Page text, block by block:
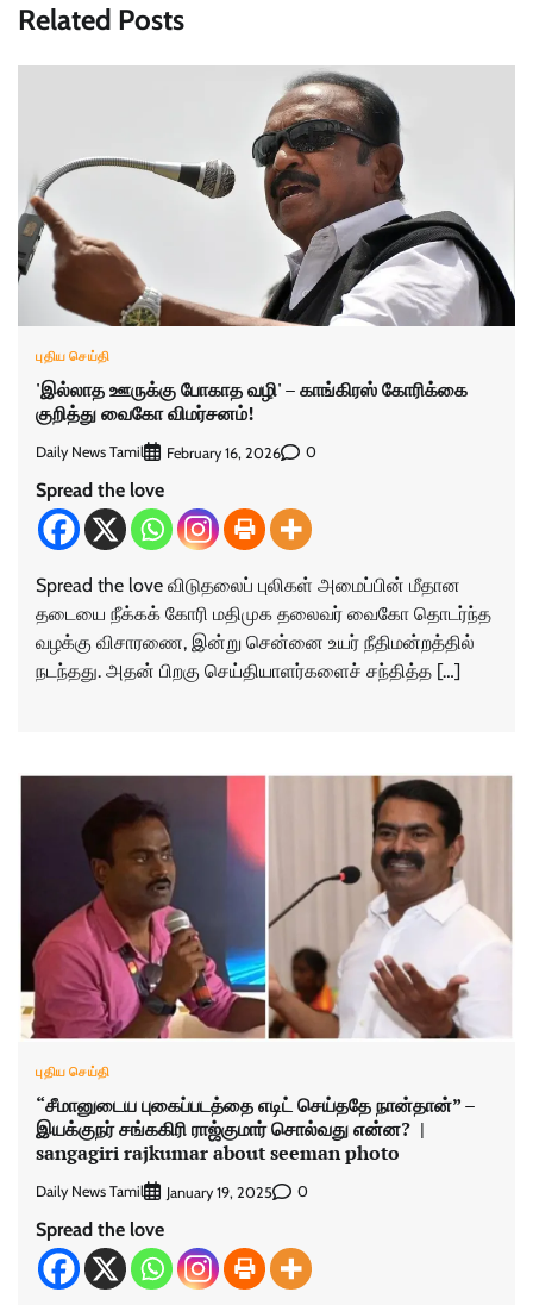
Related Posts
புதிய செய்தி
'இல்லாத ஊருக்கு போகாத வழி' – காங்கிரஸ் கோரிக்கை
குறித்து வைகோ விமர்சனம்!
Daily News Tamil February 16, 2026 0
Spread the love
Spread the love விடுதலைப் புலிகள் அமைப்பின் மீதான
தடையை நீக்கக் கோரி மதிமுக தலைவர் வைகோ தொடர்ந்த
வழக்கு விசாரணை, இன்று சென்னை உயர் நீதிமன்றத்தில்
நடந்தது. அதன் பிறகு செய்தியாளர்களைச் சந்தித்த […]
புதிய செய்தி
“சீமானுடைய புகைப்படத்தை எடிட் செய்ததே நான்தான்” –
இயக்குநர் சங்ககிரி ராஜ்குமார் சொல்வது என்ன? |
sangagiri rajkumar about seeman photo
Daily News Tamil January 19, 2025 0
Spread the love